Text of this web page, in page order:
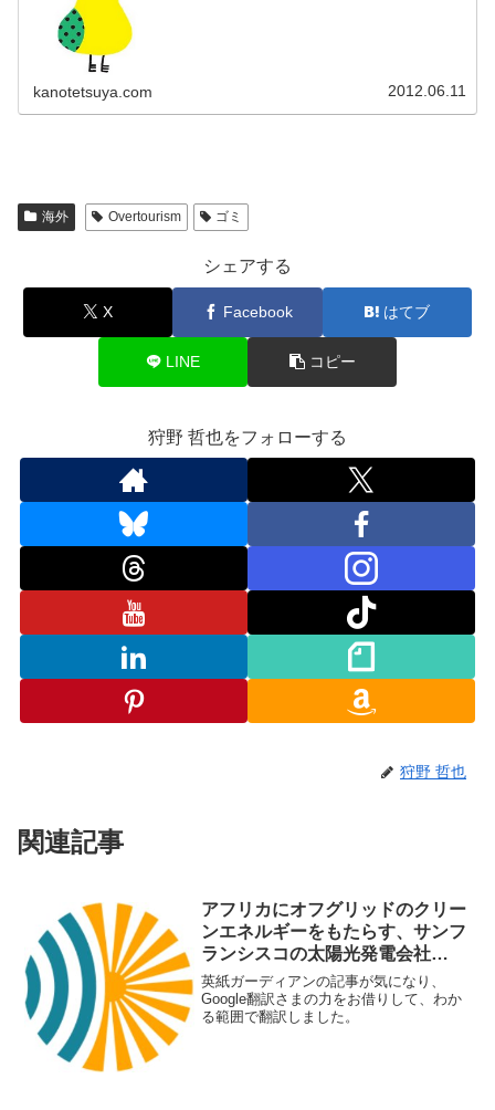
kanotetsuya.com 2012.06.11
海外 Overtourism ゴミ
シェアする
X Facebook はてブ
LINE コピー
狩野 哲也をフォローする
狩野 哲也
関連記事
アフリカにオフグリッドのクリー
ンエネルギーをもたらす、サンフ
ランシスコの太陽光発電会社
「Angaza」
英紙ガーディアンの記事が気になり、
Google翻訳さまの力をお借りして、わか
る範囲で翻訳しました。